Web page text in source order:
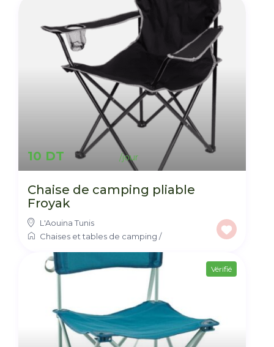
10 DT
Chaise de camping pliable
Froyak
L'Aouina Tunis
Chaises et tables de camping /
Vérifié